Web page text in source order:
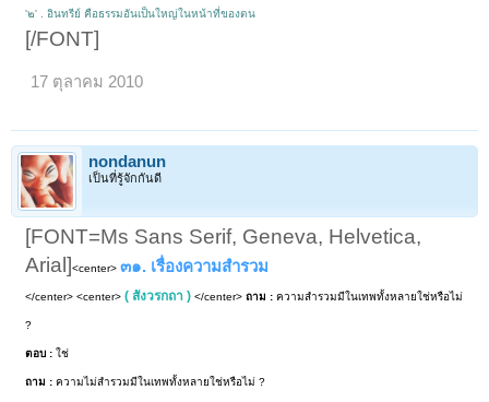
'๒' . อินทรีย์ คือธรรมอันเป็นใหญ่ในหน้าที่ของตน
[/FONT]
17 ตุลาคม 2010
nondanun
เป็นที่รู้จักกันดี
[FONT=Ms Sans Serif, Geneva, Helvetica,
Arial]<center>๓๑. เรื่องความสำรวม
</center> <center>( สังวรกถา )</center>ถาม :ความสำรวมมีในเทพทั้งหลายใช่หรือไม่
?
ตอบ :ใช่
ถาม :ความไม่สำรวมมีในเทพทั้งหลายใช่หรือไม่ ?